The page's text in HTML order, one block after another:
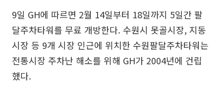
9일 GH에 따르면 2월 14일부터 18일까지 5일간 팔
달주차타워를 무료 개방한다. 수원시 못골시장, 지동
시장 등 9개 시장 인근에 위치한 수원팔달주차타워는
전통시장 주차난 해소를 위해 GH가 2004년에 건립
했다.